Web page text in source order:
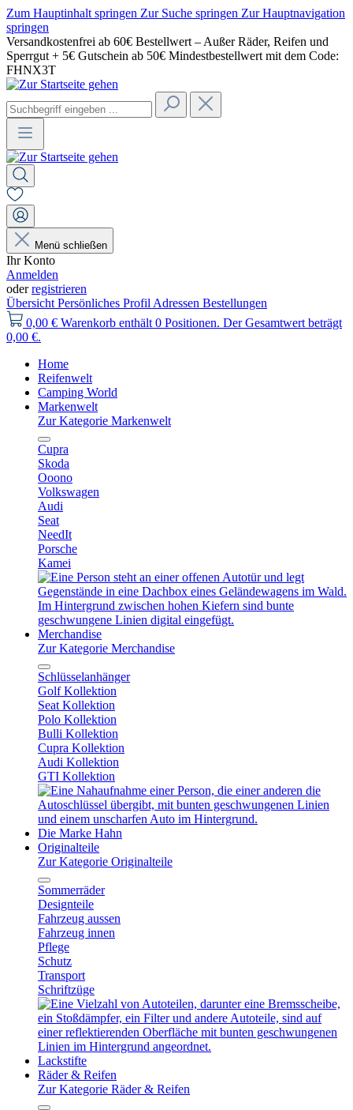
Zum Hauptinhalt springen Zur Suche springen Zur Hauptnavigation
springen
Versandkostenfrei ab 60€ Bestellwert – Außer Räder, Reifen und
Sperrgut + 5€ Gutschein ab 50€ Mindestbestellwert mit dem Code:
FHNX3T
Menü schließen
Ihr Konto
Anmelden
oderregistrieren
Übersicht Persönliches Profil Adressen Bestellungen
0,00 € Warenkorb enthält 0 Positionen. Der Gesamtwert beträgt
0,00 €.
Home
Reifenwelt
Camping World
Markenwelt
Zur Kategorie Markenwelt
Cupra
Skoda
Ooono
Volkswagen
Audi
Seat
NeedIt
Porsche
Kamei
Merchandise
Zur Kategorie Merchandise
Schlüsselanhänger
Golf Kollektion
Seat Kollektion
Polo Kollektion
Bulli Kollektion
Cupra Kollektion
Audi Kollektion
GTI Kollektion
Die Marke Hahn
Originalteile
Zur Kategorie Originalteile
Sommerräder
Designteile
Fahrzeug aussen
Fahrzeug innen
Pflege
Schutz
Transport
Schriftzüge
Lackstifte
Räder & Reifen
Zur Kategorie Räder & Reifen